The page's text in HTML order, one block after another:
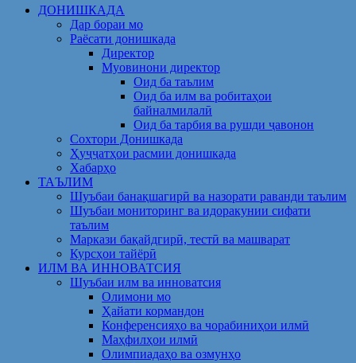
ДОНИШКАДА
Дар бораи мо
Раёсати донишкада
Директор
Муовинони директор
Оид ба таълим
Оид ба илм ва робитаҳои
байналмилалӣ
Оид ба тарбия ва рушди ҷавонон
Сохтори Донишкада
Ҳуҷҷатҳои расмии донишкада
Хабарҳо
ТАЪЛИМ
Шуъбаи банақшагирӣ ва назорати раванди таълим
Шуъбаи мониторинг ва идоракунии сифати
таълим
Маркази бақайдгирӣ, тестӣ ва машварат
Курсҳои тайёрӣ
ИЛМ ВА ИННОВАТСИЯ
Шуъбаи илм ва инноватсия
Олимони мо
Ҳайати кормандон
Конференсияҳо ва чорабиниҳои илмӣ
Маҳфилҳои илмӣ
Олимпиадаҳо ва озмунҳо